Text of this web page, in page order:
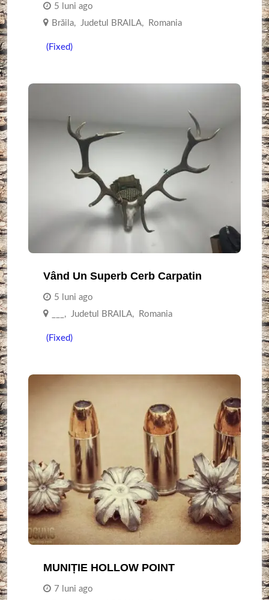
5 luni ago
Brăila, Judetul BRAILA, Romania
(Fixed)
Vând Un Superb Cerb Carpatin
5 luni ago
, Judetul BRAILA, Romania
(Fixed)
MUNIȚIE HOLLOW POINT
7 luni ago